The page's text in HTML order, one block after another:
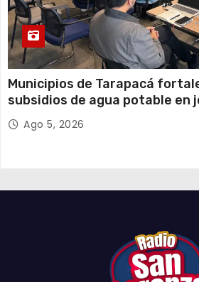
Municipios de Tarapacá
subsidios de agua potable en
organizada por Aguas del
Ago 5, 2026